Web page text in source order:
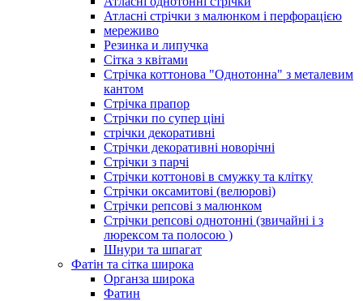
Атласні стрічки з малюнком і перфорацією
мереживо
Резинка и липучка
Сітка з квітами
Стрічка коттонова "Однотонна" з металевим
кантом
Стрічка прапор
Стрічки по супер ціні
стрічки декоративні
Стрічки декоративні новорічні
Стрічки з парчі
Стрічки коттонові в смужку та клітку
Стрічки оксамитові (велюрові)
Стрічки репсові з малюнком
Стрічки репсові однотонні (звичайні і з
люрексом та полосою )
Шнури та шпагат
Фатін та сітка широка
Органза широка
Фатин